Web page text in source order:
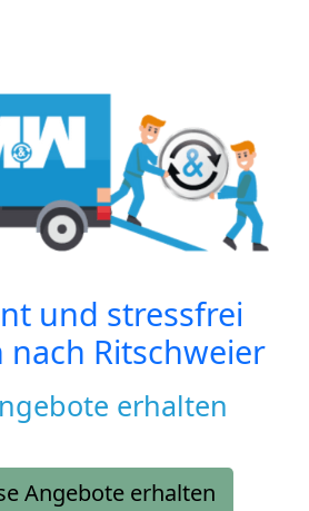
und stressfrei
nach Ritschweier
erhalten
Angebote erhalten